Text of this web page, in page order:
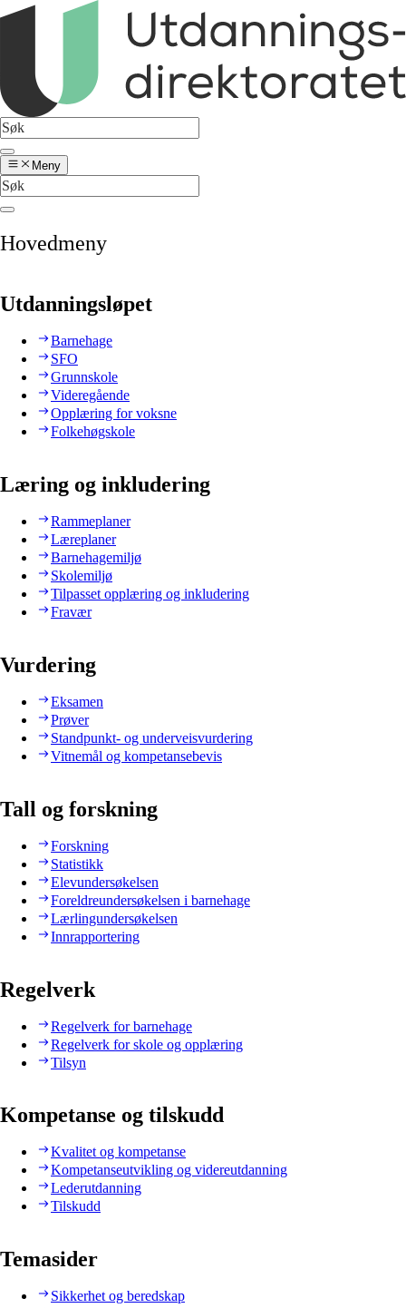
Meny
Hovedmeny
Utdanningsløpet
Barnehage
SFO
Grunnskole
Videregående
Opplæring for voksne
Folkehøgskole
Læring og inkludering
Rammeplaner
Læreplaner
Barnehagemiljø
Skolemiljø
Tilpasset opplæring og inkludering
Fravær
Vurdering
Eksamen
Prøver
Standpunkt- og underveisvurdering
Vitnemål og kompetansebevis
Tall og forskning
Forskning
Statistikk
Elevundersøkelsen
Foreldreundersøkelsen i barnehage
Lærlingundersøkelsen
Innrapportering
Regelverk
Regelverk for barnehage
Regelverk for skole og opplæring
Tilsyn
Kompetanse og tilskudd
Kvalitet og kompetanse
Kompetanseutvikling og videreutdanning
Lederutdanning
Tilskudd
Temasider
Sikkerhet og beredskap